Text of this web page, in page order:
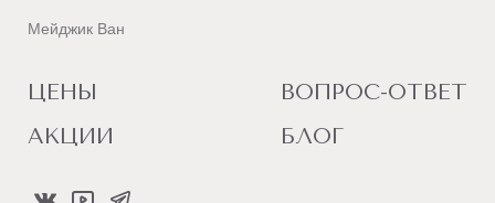
инсоляции
острые
процессы;
обострение
Мейджик Ван
ЦЕНЫ
АКЦИИ
ВОПРОС-ОТВЕТ
БЛОГ